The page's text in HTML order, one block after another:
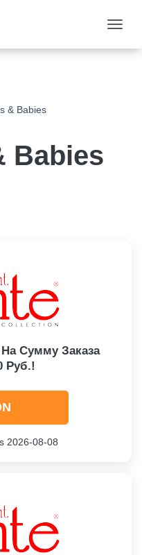
& Babies
Babies
На Сумму Заказа
Руб.!
2026-08-08